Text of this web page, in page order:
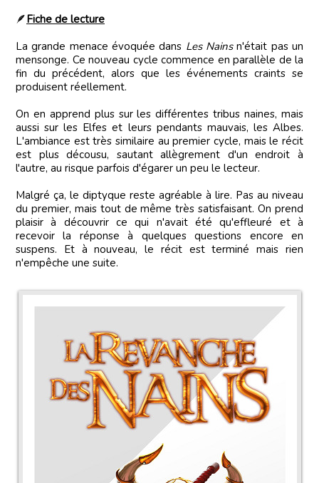
🪶Fiche de lecture
La grande menace évoquée dans Les Nainsn'était pas un
mensonge. Ce nouveau cycle commence en parallèle de la
fin du précédent, alors que les événements craints se
produisent réellement.
On en apprend plus sur les différentes tribus naines, mais
aussi sur les Elfes et leurs pendants mauvais, les Albes.
L'ambiance est très similaire au premier cycle, mais le récit
est plus décousu, sautant allègrement d'un endroit à
l'autre, au risque parfois d'égarer un peu le lecteur.
Malgré ça, le diptyque reste agréable à lire. Pas au niveau
du premier, mais tout de même très satisfaisant. On prend
plaisir à découvrir ce qui n'avait été qu'effleuré et à
recevoir la réponse à quelques questions encore en
suspens. Et à nouveau, le récit est terminé mais rien
n'empêche une suite.